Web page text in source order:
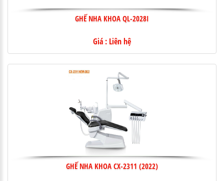
GHẾ NHA KHOA QL-2028I
Giá : Liên hệ
GHẾ NHA KHOA CX-2311 (2022)